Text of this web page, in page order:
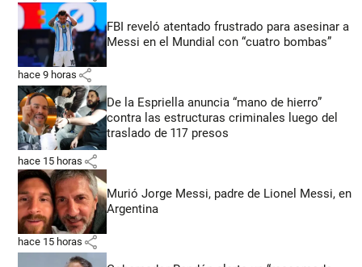
FBI reveló atentado frustrado para asesinar a
Messi en el Mundial con “cuatro bombas”
hace 9 horas share
De la Espriella anuncia “mano de hierro”
contra las estructuras criminales luego del
traslado de 117 presos
hace 15 horas share
Murió Jorge Messi, padre de Lionel Messi, en
Argentina
hace 15 horas share